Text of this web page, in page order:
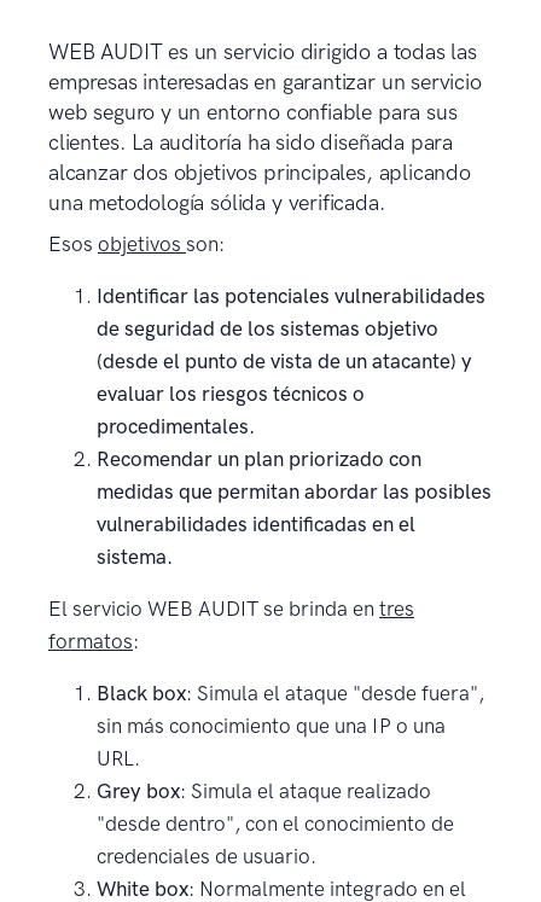
WEB AUDIT es un servicio dirigido a todas las
empresas interesadas en garantizar un servicio
web seguro y un entorno confiable para sus
clientes. La auditoría ha sido diseñada para
alcanzar dos objetivos principales, aplicando
una metodología sólida y verificada.
Esos objetivos son:
Identificar las potenciales vulnerabilidades
de seguridad de los sistemas objetivo
(desde el punto de vista de un atacante) y
evaluar los riesgos técnicos o
procedimentales.
Recomendar un plan priorizado con
medidas que permitan abordar las posibles
vulnerabilidades identificadas en el
sistema.
El servicio WEB AUDIT se brinda en tres
formatos:
Black box: Simula el ataque "desde fuera",
sin más conocimiento que una IP o una
URL.
Grey box: Simula el ataque realizado
"desde dentro", con el conocimiento de
credenciales de usuario.
White box: Normalmente integrado en el